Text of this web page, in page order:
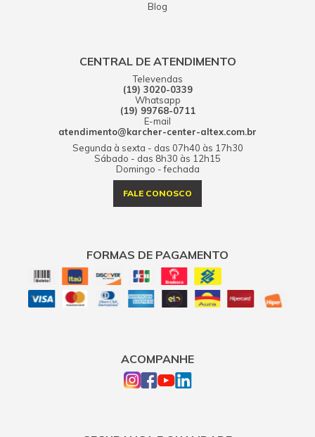
Blog
CENTRAL DE ATENDIMENTO
Televendas
(19) 3020-0339
Whatsapp
(19) 99768-0711
E-mail
atendimento@karcher-center-altex.com.br
Segunda à sexta - das 07h40 às 17h30
Sábado - das 8h30 às 12h15
Domingo - fechada
FALE CONOSCO
FORMAS DE PAGAMENTO
ACOMPANHE